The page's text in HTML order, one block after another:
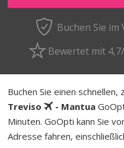
Buchen Sie im
Bewertet mit
Buchen Sie einen
Treviso
- Mantua
Minuten. GoOpti kann Sie
Adresse fahren,